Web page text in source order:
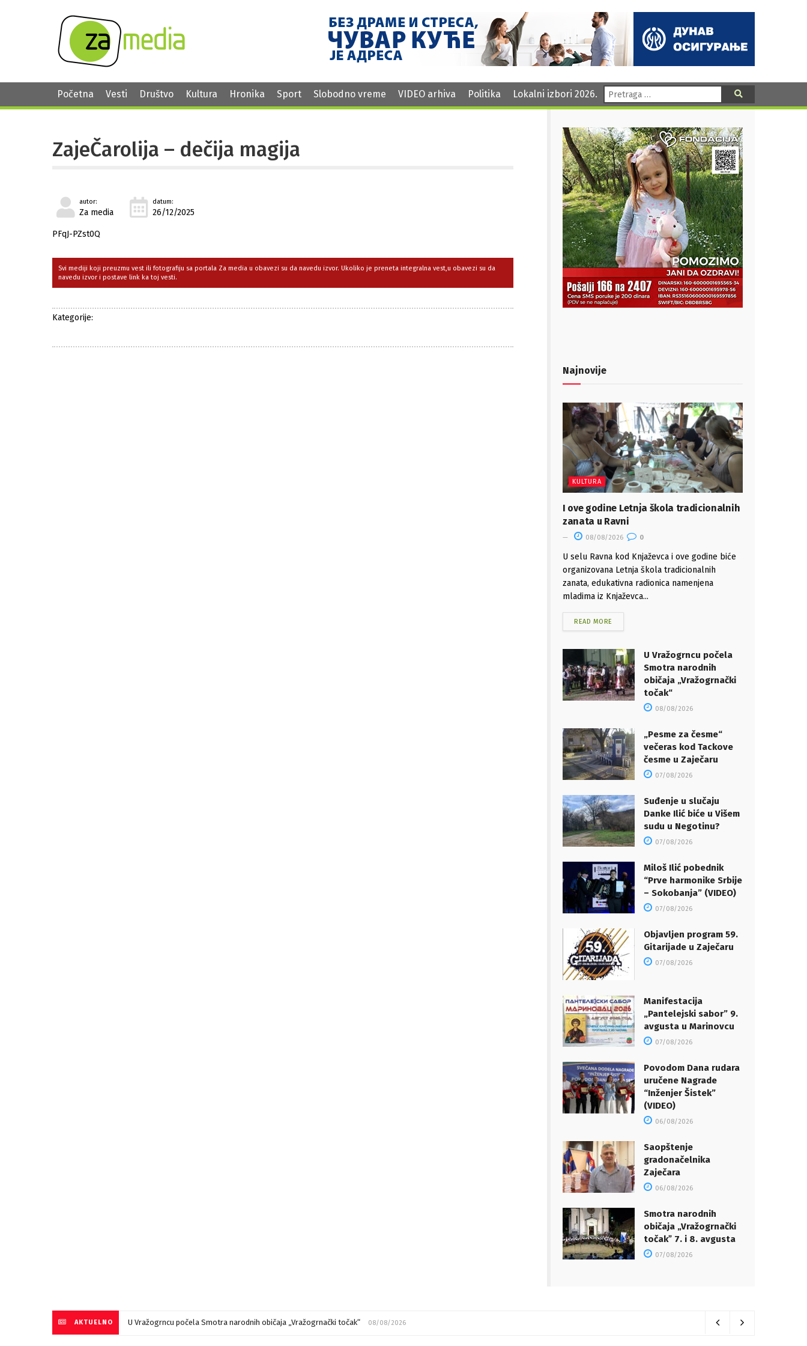
Početna Vesti Društvo Kultura Hronika Sport Slobodno vreme VIDEO arhiva Politika Lokalni izbori 2026. Pretraga:
ZajeČarolija – dečija magija
autor:
Za media
datum:
26/12/2025
PFqJ-PZst0Q
Svi mediji koji preuzmu vest ili fotografiju sa portala Za media u obavezi su da navedu izvor. Ukoliko je preneta integralna vest,u obavezi su da
navedu izvor i postave link ka toj vesti.
Kategorije:
Najnovije
KULTURA
I ove godine Letnja škola tradicionalnih
zanata u Ravni
08/08/2026 0
U selu Ravna kod Knjaževca i ove godine biće
organizovana Letnja škola tradicionalnih
zanata, edukativna radionica namenjena
mladima iz Knjaževca...
READ MORE
U Vražogrncu počela
Smotra narodnih
običaja „Vražogrnački
točak“
08/08/2026
„Pesme za česme“
večeras kod Tackove
česme u Zaječaru
07/08/2026
Suđenje u slučaju
Danke Ilić biće u Višem
sudu u Negotinu?
07/08/2026
Miloš Ilić pobednik
“Prve harmonike Srbije
– Sokobanja” (VIDEO)
07/08/2026
Objavljen program 59.
Gitarijade u Zaječaru
07/08/2026
Manifestacija
„Pantelejski sabor” 9.
avgusta u Marinovcu
07/08/2026
Povodom Dana rudara
uručene Nagrade
“Inženjer Šistek”
(VIDEO)
06/08/2026
Saopštenje
gradonačelnika
Zaječara
06/08/2026
Smotra narodnih
običaja „Vražogrnački
točakˮ 7. i 8. avgusta
07/08/2026
AKTUELNO U Vražogrncu počela Smotra narodnih običaja „Vražogrnački točak“ 08/08/2026